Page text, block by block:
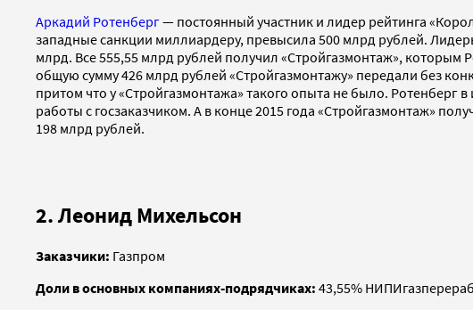
Аркадий Ротенберг— постоянный участник и лидер рейтинга
западные санкции миллиардеру, превысила 500 млрд рублей.
млрд. Все 555,55 млрд рублей получил «Стройгазмонтаж», которым
общую сумму 426 млрд рублей «Стройгазмонтажу» передали без
притом что у «Стройгазмонтажа» такого опыта не было.
работы с госзаказчиком. А в конце 2015 года «Стройгазмонтаж»
198 млрд рублей.
2. Леонид Михельсон
Заказчики: Газпром
Доли в основных компаниях-подрядчиках: 43,55%